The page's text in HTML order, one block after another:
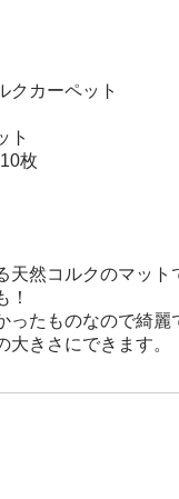
クカーペット
ト
枚
天然コルクのマット
！
ったものなので綺麗